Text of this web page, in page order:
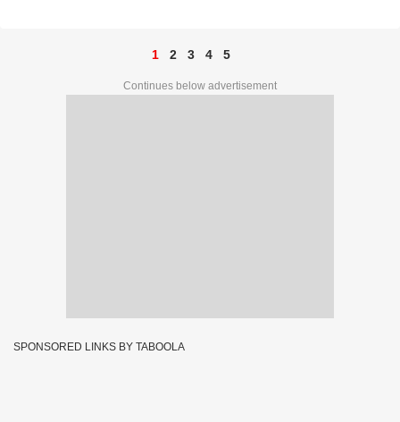
1 2 3 4 5
Continues below advertisement
SPONSORED LINKS BY TABOOLA